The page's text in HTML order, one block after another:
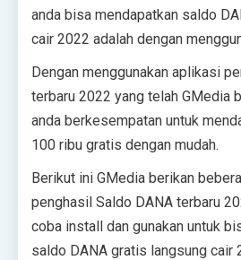
anda bisa mendapatkan saldo
cair 2022 adalah dengan
Dengan menggunakan aplikasi
terbaru 2022 yang telah GMedia
anda berkesempatan untuk
100 ribu gratis dengan mudah.
Berikut ini GMedia berikan
penghasil Saldo DANA terbaru
coba install dan gunakan untuk
saldo DANA gratis langsung cair